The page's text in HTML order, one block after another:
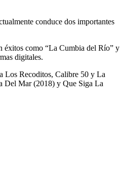
conduce dos importantes
éxitos como “La Cumbia del Río” y
digitales.
Los Recoditos, Calibre 50 y La
Del Mar (2018) y Que Siga La